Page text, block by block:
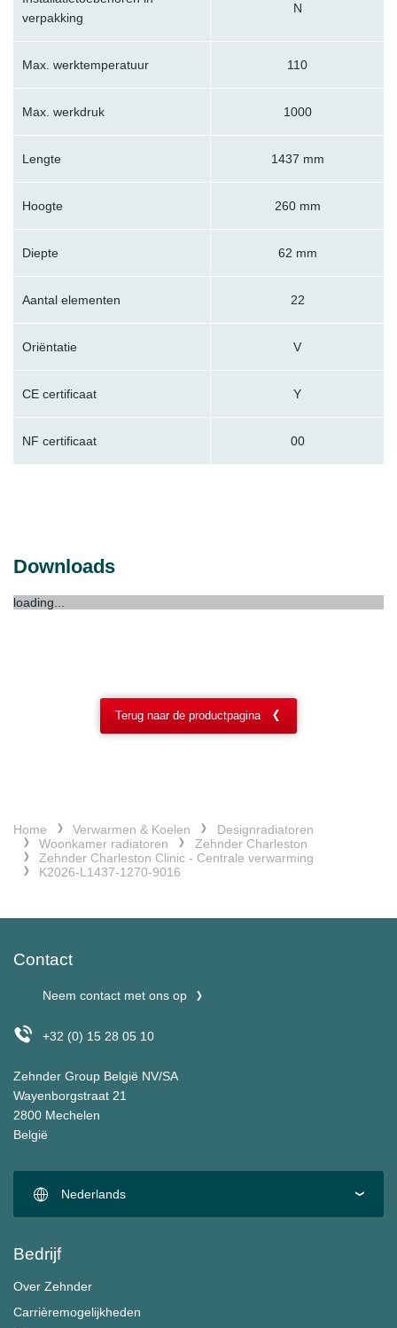
verpakking
N
Max. werktemperatuur 110
Max. werkdruk 1000
Lengte 1437 mm
Hoogte 260 mm
Diepte 62 mm
Aantal elementen 22
Oriëntatie V
CE certificaat Y
NF certificaat 00
Downloads
loading...
Terug naar de productpagina
Home Verwarmen & Koelen
Designradiatoren
Woonkamer radiatoren
Zehnder Charleston
Zehnder Charleston Clinic - Centrale verwarming
K2026-L1437-1270-9016
Contact
Neem contact met ons op
+32 (0) 15 28 05 10
Zehnder Group België NV/SA
Wayenborgstraat 21
2800 Mechelen
België
Nederlands
Bedrijf
Over Zehnder
Carrièremogelijkheden